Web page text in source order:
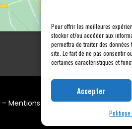
Pour offrir les meilleures
stocker et/ou accéder aux
permettra de traiter des
site. Le fait de ne pas consentir
certaines caractéristiques et
Accepter
– Mentions légales– Tous droits